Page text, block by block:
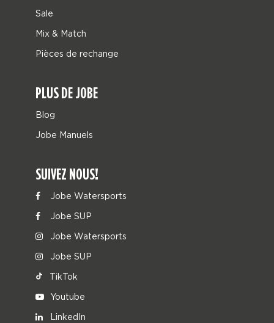
Sale
Mix & Match
Pièces de rechange
PLUS DE JOBE
Blog
Jobe Manuels
SUIVEZ NOUS!
Jobe Watersports
Jobe SUP
Jobe Watersports
Jobe SUP
TikTok
Youtube
LinkedIn